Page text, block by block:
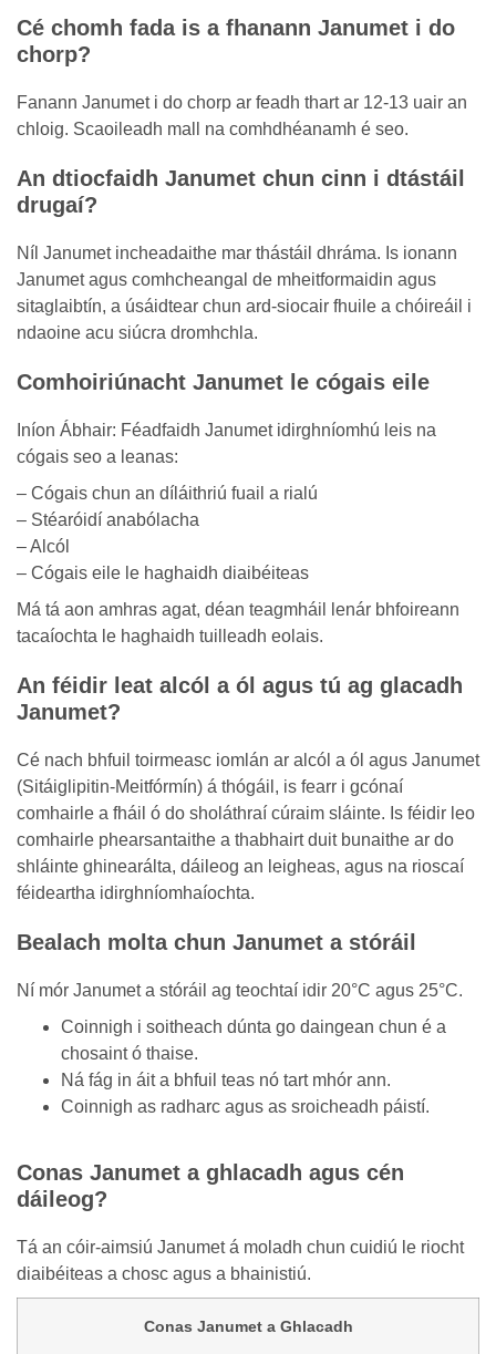
Cé chomh fada is a fhanann Janumet i do
chorp?
Fanann Janumet i do chorp ar feadh thart ar 12-13 uair an
chloig. Scaoileadh mall na comhdhéanamh é seo.
An dtiocfaidh Janumet chun cinn i dtástáil
drugaí?
Níl Janumet incheadaithe mar thástáil dhráma. Is ionann
Janumet agus comhcheangal de mheitformaidin agus
sitaglaibtín, a úsáidtear chun ard-siocair fhuile a chóireáil i
ndaoine acu siúcra dromhchla.
Comhoiriúnacht Janumet le cógais eile
Iníon Ábhair: Féadfaidh Janumet idirghníomhú leis na
cógais seo a leanas:
– Cógais chun an díláithriú fuail a rialú
– Stéaróidí anabólacha
– Alcól
– Cógais eile le haghaidh diaibéiteas
Má tá aon amhras agat, déan teagmháil lenár bhfoireann
tacaíochta le haghaidh tuilleadh eolais.
An féidir leat alcól a ól agus tú ag glacadh
Janumet?
Cé nach bhfuil toirmeasc iomlán ar alcól a ól agus Janumet
(Sitáiglipitin-Meitfórmín) á thógáil, is fearr i gcónaí
comhairle a fháil ó do sholáthraí cúraim sláinte. Is féidir leo
comhairle phearsantaithe a thabhairt duit bunaithe ar do
shláinte ghinearálta, dáileog an leigheas, agus na rioscaí
féideartha idirghníomhaíochta.
Bealach molta chun Janumet a stóráil
Ní mór Janumet a stóráil ag teochtaí idir 20°C agus 25°C.
Coinnigh i soitheach dúnta go daingean chun é a
chosaint ó thaise.
Ná fág in áit a bhfuil teas nó tart mhór ann.
Coinnigh as radharc agus as sroicheadh páistí.
Conas Janumet a ghlacadh agus cén
dáileog?
Tá an cóir-aimsiú Janumet á moladh chun cuidiú le riocht
diaibéiteas a chosc agus a bhainistiú.
Conas Janumet a Ghlacadh